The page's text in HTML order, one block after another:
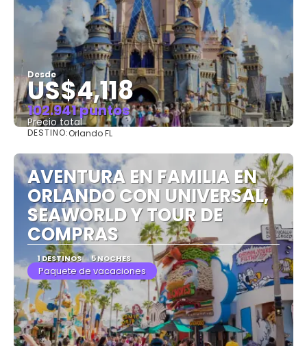
Desde
US$4,118
102.941 puntos
Precio total
DESTINO:Orlando FL
AVENTURA EN FAMILIA EN
ORLANDO CON UNIVERSAL,
SEAWORLD Y TOUR DE
COMPRAS
1 DESTINOS 5 NOCHES
Paquete de vacaciones